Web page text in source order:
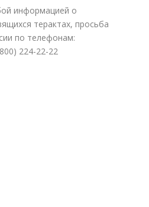
информацией о
терактах, просьба
по телефонам:
224-22-22